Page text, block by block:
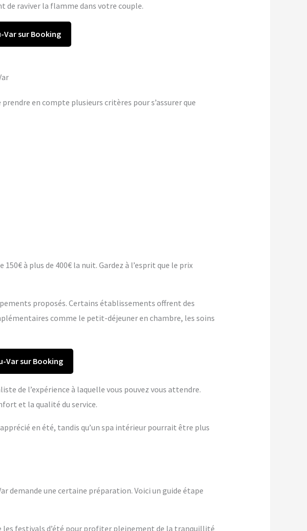
de raviver la flamme dans votre couple.
Var sur Booking
en compte plusieurs critères pour s’assurer que
à plus de 400€ la nuit. Gardez à l’esprit que le prix
proposés. Certains établissements offrent des
comme le petit-déjeuner en chambre, les soins
Var sur Booking
de l’expérience à laquelle vous pouvez vous attendre.
et la qualité du service.
en été, tandis qu’un spa intérieur pourrait être plus
demande une certaine préparation. Voici un guide étape
les festivals d’été pour profiter pleinement de la tranquillité